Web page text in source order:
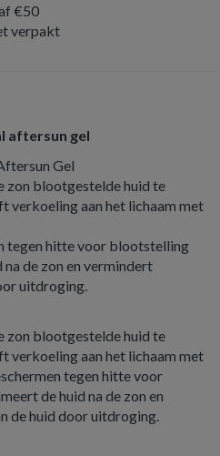
€50
verpakt
aftersun gel
Gel
zon blootgestelde huid te
verkoeling aan het lichaam met
tegen hitte voor blootstelling
na de zon en vermindert
uitdroging.
zon blootgestelde huid te
verkoeling aan het lichaam met
tegen hitte voor
de huid na de zon en
de huid door uitdroging.